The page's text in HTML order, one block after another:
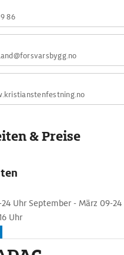
86
& Preise
Uhr September - März 09-
Uhr